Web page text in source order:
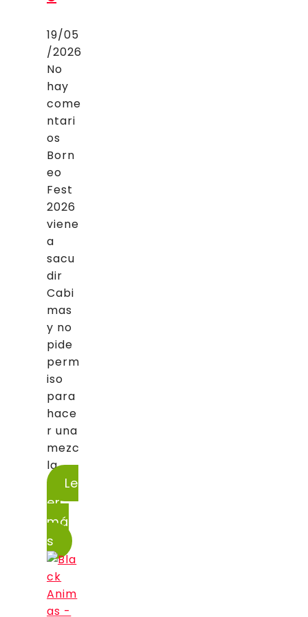
19/05
/2026
No
hay
come
ntari
os
Born
eo
Fest
2026
viene
a
sacu
dir
Cabi
mas
y no
pide
perm
iso
para
hace
r una
mezc
la...
Le
er
má
s